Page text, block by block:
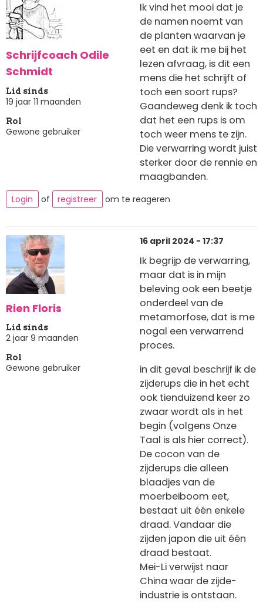
Schrijfcoach Odile
Schmidt
Lid sinds
19 jaar 11 maanden
Rol
Gewone gebruiker
Ik vind het mooi dat je
de namen noemt van
de planten waarvan je
eet en dat ik me bij het
lezen afvraag, is dit een
mens die het schrijft of
toch een soort rups?
Gaandeweg denk ik toch
dat het een rups is om
toch weer mens te zijn.
Die verwarring wordt juist
sterker door de rennie en
maagbanden.
Login of registreer om te reageren
Rien Floris
Lid sinds
2 jaar 9 maanden
Rol
Gewone gebruiker
16 april 2024 - 17:37
Ik begrijp de verwarring,
maar dat is in mijn
beleving ook een beetje
onderdeel van de
metamorfose, dat is me
nogal een verwarrend
proces.
in dit geval beschrijf ik de
zijderups die in het echt
ook tienduizend keer zo
zwaar wordt als in het
begin (volgens Onze
Taal is als hier correct).
De cocon van de
zijderups die alleen
blaadjes van de
moerbeiboom eet,
bestaat uit één enkele
draad. Vandaar die
zijden japon die uit één
draad bestaat.
Mei-Li verwijst naar
China waar de zijde-
industrie is ontstaan.